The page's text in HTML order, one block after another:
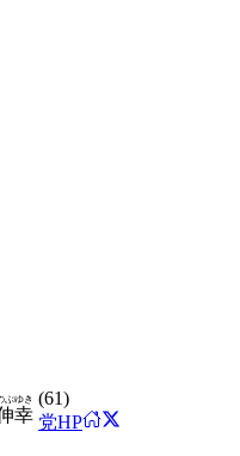
幸
ぶゆき (61)
党HP